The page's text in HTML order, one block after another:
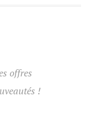
offres
!